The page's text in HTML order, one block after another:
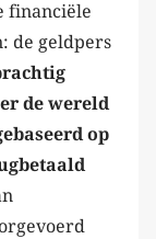
financiële
de geldpers
de wereld
op